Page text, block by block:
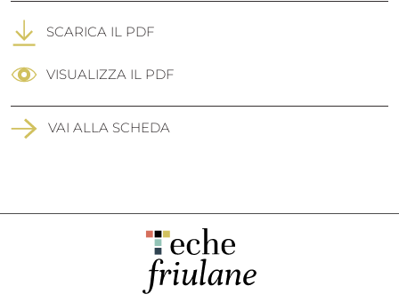
SCARICA IL PDF
VISUALIZZA IL PDF
VAI ALLA SCHEDA